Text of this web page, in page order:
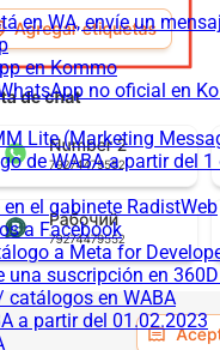
en WA, envíe un
en Kommo
no oficial en
Lite (Marketing
de WABA a partir del
el gabinete RadistWeb
a Facebook
a Meta for
una suscripción en
en WABA
a partir del 01.02.2023